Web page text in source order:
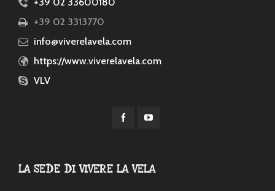
+39 02 3313770
info@viverelavela.com
https://www.viverelavela.com
VLV
LA SEDE DI VIVERE LA VELA